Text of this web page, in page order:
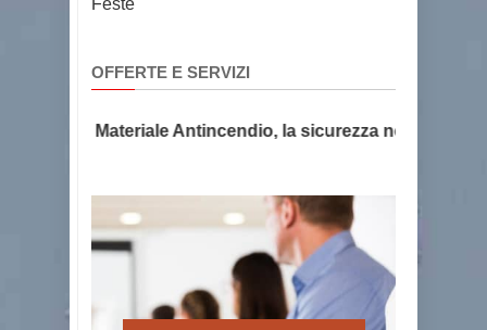
Feste
OFFERTE E SERVIZI
e Materiale Antincendio, la sicurezza non ha